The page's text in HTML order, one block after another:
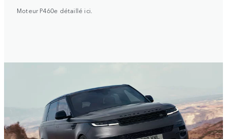
Moteur P460e détaillé ici.